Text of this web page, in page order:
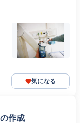
気になる
作成